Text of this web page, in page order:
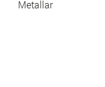
Metallar